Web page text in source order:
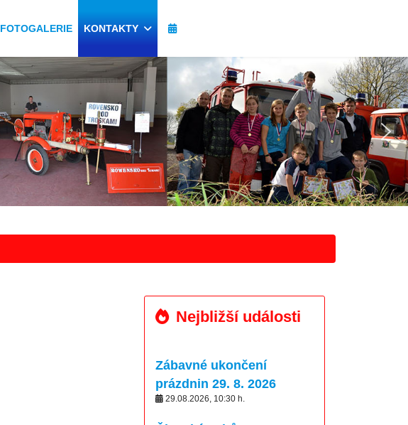
FOTOGALERIE KONTAKTY
Nejbližší události
Zábavné ukončení
prázdnin 29. 8. 2026
29.08.2026, 10:30 h.